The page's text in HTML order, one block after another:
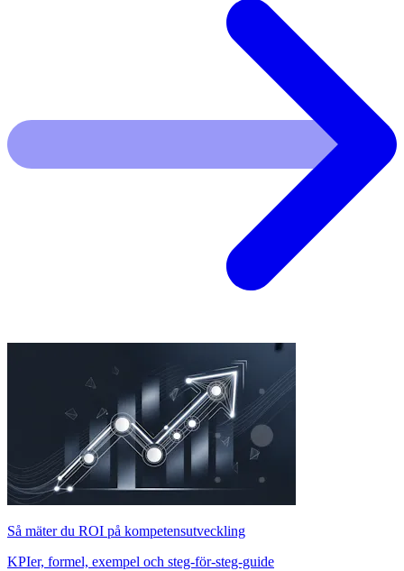
Så mäter du ROI på kompetensutveckling
KPIer, formel, exempel och steg-för-steg-guide